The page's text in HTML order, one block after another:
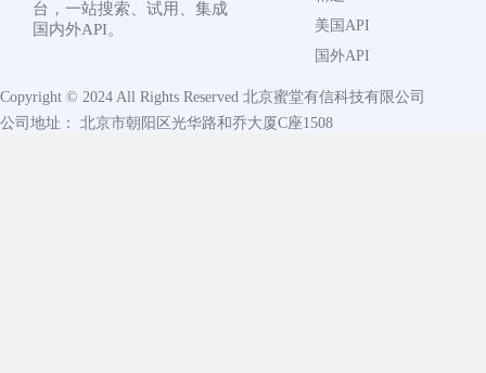
台，一站搜索、试用、集成
国内外API。
美国API
国外API
Copyright © 2024 All Rights Reserved 北京蜜堂有信科技有限公司
公司地址： 北京市朝阳区光华路和乔大厦C座1508